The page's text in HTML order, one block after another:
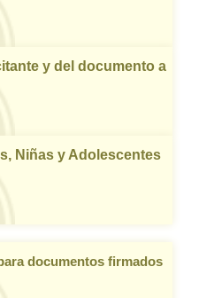
y del documento a
Niñas y Adolescentes
documentos firmados